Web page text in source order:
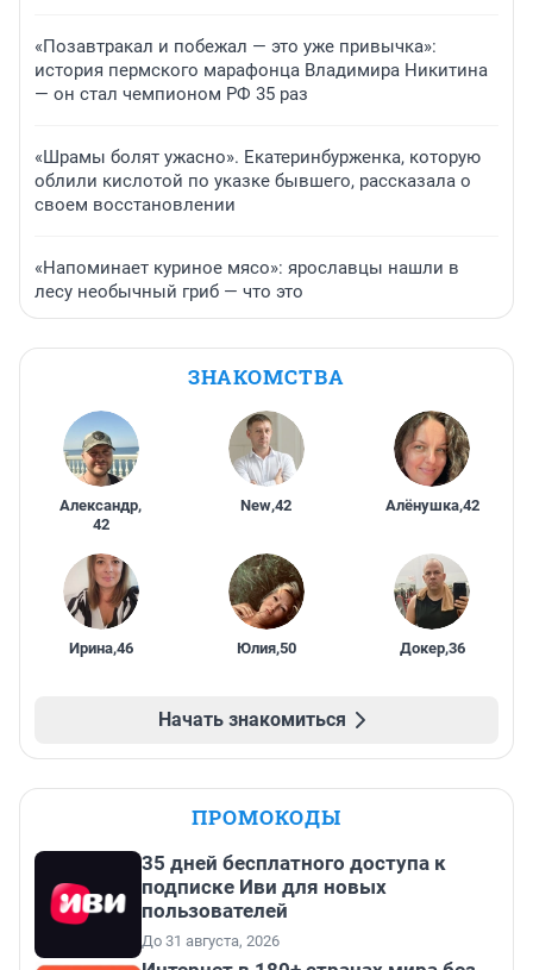
«Позавтракал и побежал — это уже привычка»:
история пермского марафонца Владимира Никитина
— он стал чемпионом РФ 35 раз
«Шрамы болят ужасно». Екатеринбурженка, которую
облили кислотой по указке бывшего, рассказала о
своем восстановлении
«Напоминает куриное мясо»: ярославцы нашли в
лесу необычный гриб — что это
ЗНАКОМСТВА
Александр,
42
New,42 Алёнушка,42
Ирина,46 Юлия,50 Докер,36
Начать знакомиться
ПРОМОКОДЫ
35 дней бесплатного доступа к
подписке Иви для новых
пользователей
До 31 августа, 2026